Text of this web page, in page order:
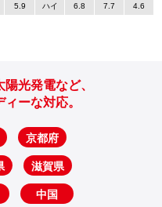
5.9 ハイ 6.8 7.7 4.6
光発電など、
ーな対応。
京都府
滋賀県
中国